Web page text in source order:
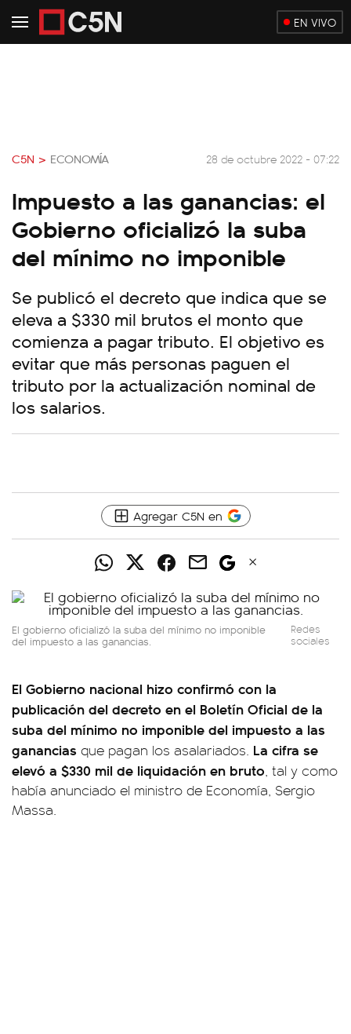
EN VIVO
C5N > ECONOMÍA 28 de octubre 2022 - 07:22
Impuesto a las ganancias: el
Gobierno oficializó la suba
del mínimo no imponible
Se publicó el decreto que indica que se
eleva a $330 mil brutos el monto que
comienza a pagar tributo. El objetivo es
evitar que más personas paguen el
tributo por la actualización nominal de
los salarios.
Agregar C5N en
El gobierno oficializó la suba del mínimo no imponible
del impuesto a las ganancias.
Redes
sociales
El Gobierno nacional hizo confirmó con la
publicación del decreto en el Boletín Oficial de la
suba del mínimo no imponible del impuesto a las
ganancias que pagan los asalariados. La cifra se
elevó a $330 mil de liquidación en bruto, tal y como
había anunciado el ministro de Economía, Sergio
Massa.